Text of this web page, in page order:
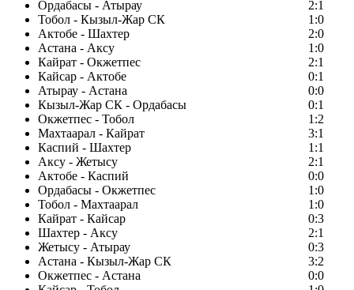
Ордабасы - Атырау
2:1
Тобол - Кызыл-Жар СК
1:0
Актобе - Шахтер
2:0
Астана - Аксу
1:0
Кайрат - Окжетпес
2:1
Кайсар - Актобе
0:1
Атырау - Астана
0:0
Кызыл-Жар СК - Ордабасы
0:1
Окжетпес - Тобол
1:2
Махтаарал - Кайрат
3:1
Каспий - Шахтер
1:1
Аксу - Жетысу
2:1
Актобе - Каспий
0:0
Ордабасы - Окжетпес
1:0
Тобол - Махтаарал
1:0
Кайрат - Кайсар
0:3
Шахтер - Аксу
2:1
Жетысу - Атырау
0:3
Астана - Кызыл-Жар СК
3:2
Окжетпес - Астана
0:0